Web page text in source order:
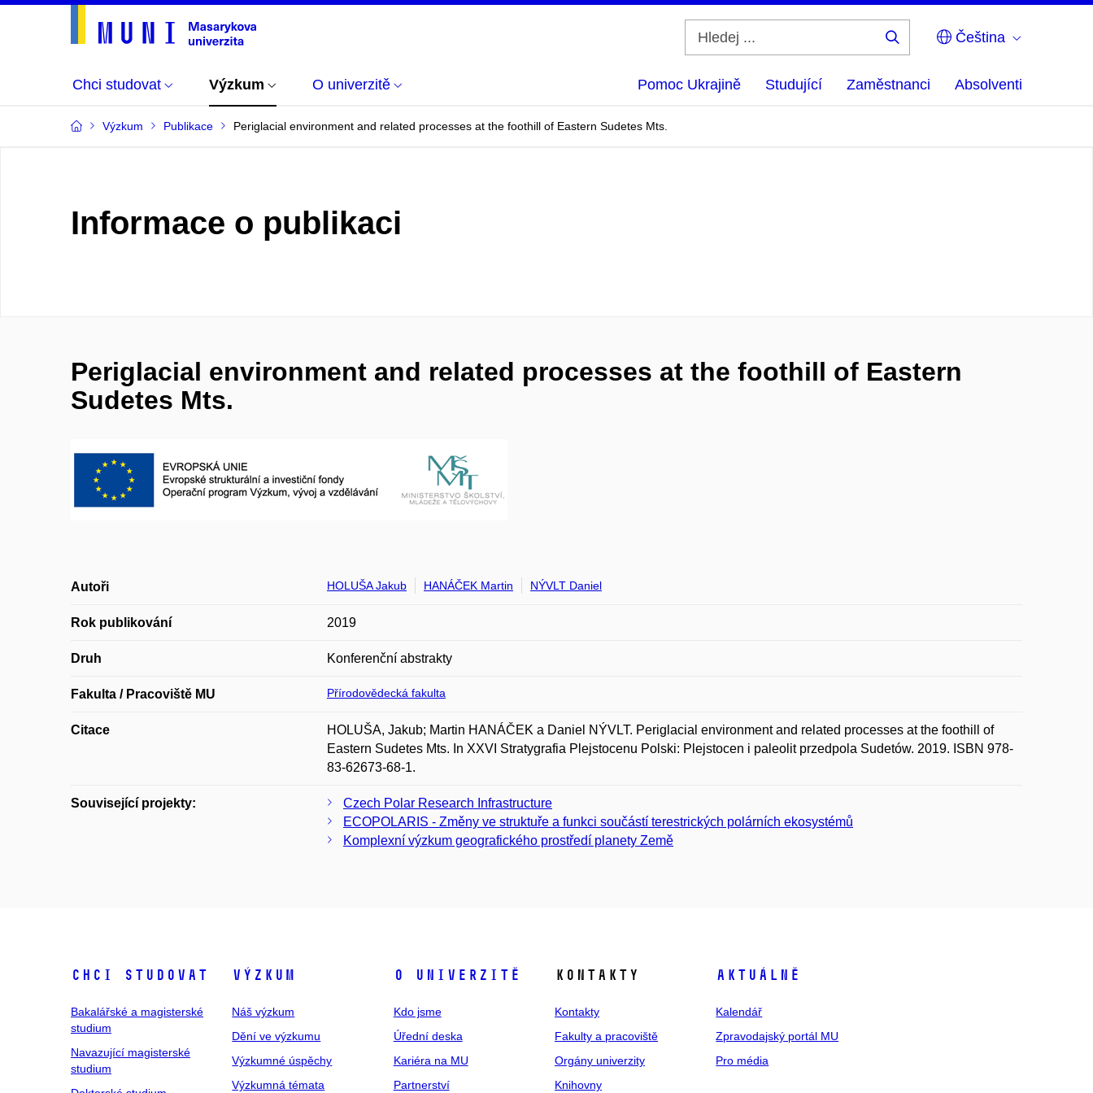
Čeština
Chci studovat Výzkum O univerzitě Pomoc Ukrajině Studující Zaměstnanci Absolventi
Výzkum Publikace Periglacial environment and related processes at the foothill of Eastern Sudetes Mts.
Informace o publikaci
Periglacial environment and related processes at the foothill of Eastern
Sudetes Mts.
Autoři HOLUŠA Jakub HANÁČEK Martin NÝVLT Daniel
Rok publikování 2019
Druh Konferenční abstrakty
Fakulta / Pracoviště MU Přírodovědecká fakulta
Citace
HOLUŠA, Jakub; Martin HANÁČEK a Daniel NÝVLT. Periglacial environment and related processes at the foothill of
Eastern Sudetes Mts. In XXVI Stratygrafia Plejstocenu Polski: Plejstocen i paleolit przedpola Sudetów. 2019. ISBN 978-
83-62673-68-1.
Související projekty:
Czech Polar Research Infrastructure
ECOPOLARIS - Změny ve struktuře a funkci součástí terestrických polárních ekosystémů
Komplexní výzkum geografického prostředí planety Země
Chci studovat
Bakalářské a magisterské
studium
Navazující magisterské
studium
Výzkum
Náš výzkum
Dění ve výzkumu
Výzkumné úspěchy
Výzkumná témata
O univerzitě
Kdo jsme
Úřední deska
Kariéra na MU
Partnerství
Kontakty
Kontakty
Fakulty a pracoviště
Orgány univerzity
Knihovny
Aktuálně
Kalendář
Zpravodajský portál MU
Pro média